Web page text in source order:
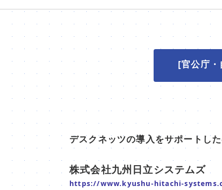
[官公庁
デスクネッツの導入をサポートし
株式会社九州日立システムズ
https://www.kyushu-hitachi-